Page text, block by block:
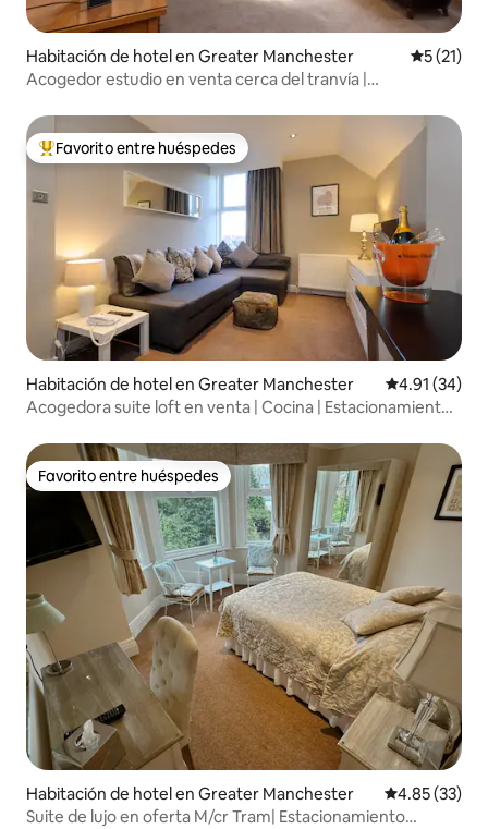
Habitación de hotel en Greater Manchester
5 (21)
Acogedor estudio en venta cerca del tranvía |
De los mejores en Favorito entre huéspedes
Favorito entre huéspedes
Habitación de hotel en Greater Manchester Calificación
4.91 (34)
Acogedora suite loft en venta | Cocina | Estacionamiento
Favorito entre huéspedes
Favorito entre huéspedes
Habitación de hotel en Greater Manchester Calificación
4.85 (33)
Suite de lujo en oferta M/cr Tram| Estacionamiento